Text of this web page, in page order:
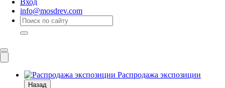
Вход
info@mosdrev.com
Распродажа экспозиции
Назад